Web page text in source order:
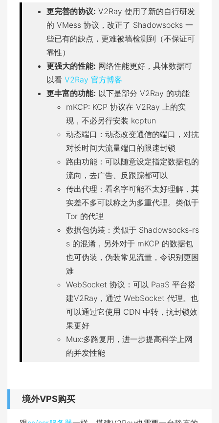
更完善的协议: V2Ray 使用了新的自行研发
的 VMess 协议，改正了 Shadowsocks 一
些已有的缺点，更难被墙检测到（不保证可
靠性）
更强大的性能: 网络性能更好，具体数据可
以看 V2Ray 官方博客
更丰富的功能: 以下是部分 V2Ray 的功能
mKCP: KCP 协议在 V2Ray 上的实
现，不必另行安装 kcptun
动态端口：动态改变通信的端口，对抗
对长时间大流量端口的限速封锁
路由功能：可以随意设定指定数据包的
流向，去广告、反跟踪都可以
传出代理：看名字可能不太好理解，其
实差不多可以称之为多重代理。类似于
Tor 的代理
数据包伪装：类似于 Shadowsocks-rs
s 的混淆，另外对于 mKCP 的数据包
也可伪装，伪装常见流量，令识别更困
难
WebSocket 协议：可以 PaaS 平台搭
建V2Ray，通过 WebSocket 代理。也
可以通过它使用 CDN 中转，抗封锁效
果更好
Mux:多路复用，进一步提高科学上网
的并发性能
境外VPS购买